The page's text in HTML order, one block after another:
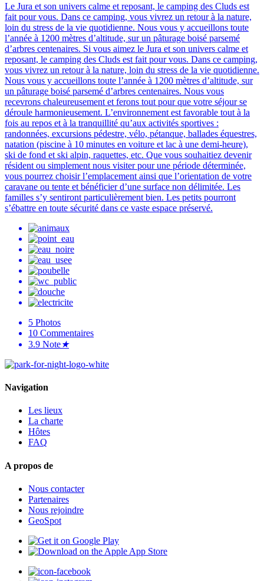
Le Jura et son univers calme et reposant, le camping des Cluds est
fait pour vous. Dans ce camping, vous vivrez un retour à la nature,
loin du stress de la vie quotidienne. Nous vous y accueillons toute
l’année à 1200 mètres d’altitude, sur un pâturage boisé parsemé
d’arbres centenaires. Si vous aimez le Jura et son univers calme et
reposant, le camping des Cluds est fait pour vous. Dans ce camping,
vous vivrez un retour à la nature, loin du stress de la vie quotidienne.
Nous vous y accueillons toute l’année à 1200 mètres d’altitude, sur
un pâturage boisé parsemé d’arbres centenaires. Nous vous
recevrons chaleureusement et ferons tout pour que votre séjour se
déroule harmonieusement. L’environnement est favorable tout à la
fois au repos et à la tranquillité qu’aux activités sportives :
randonnées, excursions pédestre, vélo, pétanque, ballades équestres,
natation (piscine à 10 minutes en voiture et lac à une demi-heure),
ski de fond et ski alpin, raquettes, etc. Que vous souhaitiez devenir
résident ou simplement nous visiter pour une période déterminée,
vous pourrez choisir l’emplacement ainsi que l’orientation de votre
caravane ou tente et bénéficier d’une surface non délimitée. Les
familles s’y sentiront particulièrement bien. Les petits pourront
s’ébattre en toute sécurité dans ce vaste espace préservé.
5 Photos
10 Commentaires
3.9 Note★
Navigation
Les lieux
La charte
Hôtes
FAQ
A propos de
Nous contacter
Partenaires
Nous rejoindre
GeoSpot